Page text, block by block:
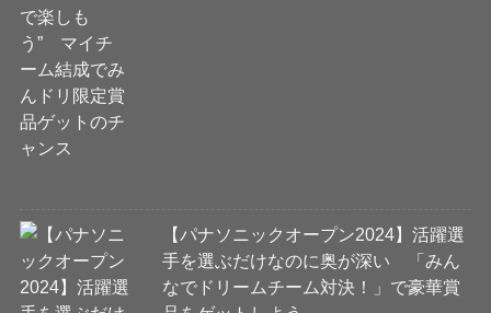
【パナソニックオープン2024】活躍選
手を選ぶだけなのに奥が深い 「みん
なでドリームチーム対決！」で豪華賞